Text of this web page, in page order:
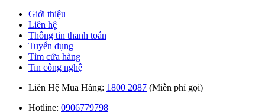
Giới thiệu
Liên hệ
Thông tin thanh toán
Tuyển dụng
Tìm cửa hàng
Tin công nghệ
Liên Hệ Mua Hàng: 1800 2087 (Miễn phí gọi)
Hotline: 0906779798